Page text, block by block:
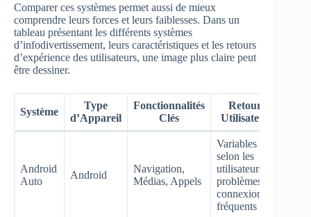
Comparer ces systèmes permet aussi de mieux
comprendre leurs forces et leurs faiblesses. Dans un
tableau présentant les différents systèmes
d’infodivertissement, leurs caractéristiques et les retours
d’expérience des utilisateurs, une image plus claire peut
être dessiner.
Système
Type
d’Appareil
Fonctionnalités
Clés
Retours
Utilisateurs
Android
Auto
Android
Navigation,
Médias, Appels
Variables
selon les
utilisateurs,
problèmes de
connexion
fréquents